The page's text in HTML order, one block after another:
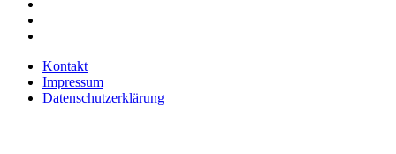
Kontakt
Impressum
Datenschutzerklärung